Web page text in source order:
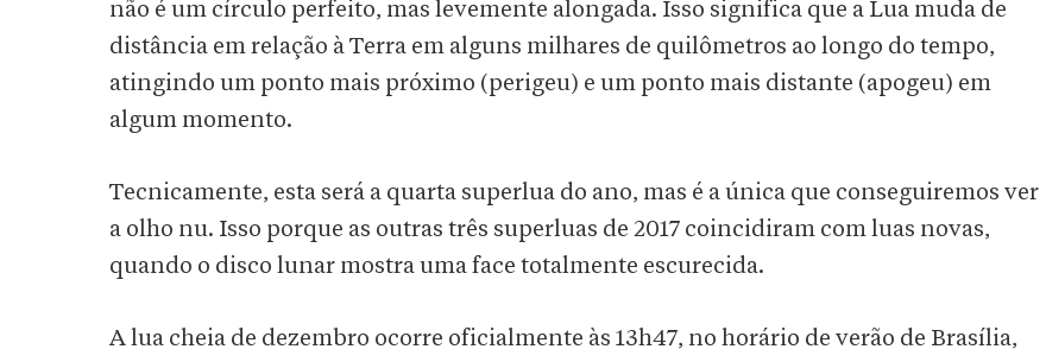
não é um círculo perfeito, mas levemente alongada. Isso significa que a Lua muda de
distância em relação à Terra em alguns milhares de quilômetros ao longo do tempo,
atingindo um ponto mais próximo (perigeu) e um ponto mais distante (apogeu) em
algum momento.
Tecnicamente, esta será a quarta superlua do ano, mas é a única que conseguiremos ver
a olho nu. Isso porque as outras três superluas de 2017 coincidiram com luas novas,
quando o disco lunar mostra uma face totalmente escurecida.
A lua cheia de dezembro ocorre oficialmente às 13h47, no horário de verão de Brasília,